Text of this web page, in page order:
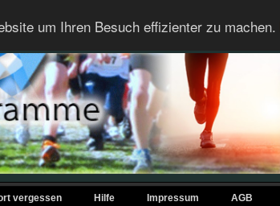
um Ihren Besuch effizienter zu machen.
vergessen Hilfe Impressum AGB